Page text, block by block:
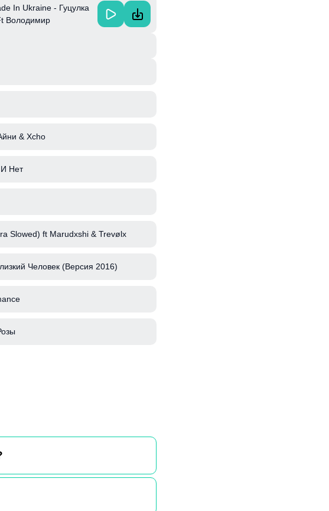
In Ukraine - Гуцулка
Володимир
& Xcho
Нет
Slowed) ft Marudxshi & Trevølx
Человек (Версия 2016)